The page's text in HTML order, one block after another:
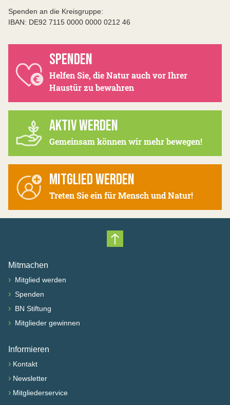
Spenden an die Kreisgruppe:
IBAN: DE92 7115 0000 0000 0212 46
SPENDEN
Helfen Sie, die Natur auch vor Ihrer
Haustür zu bewahren
AKTIV WERDEN
Gemeinsam können wir mehr bewegen!
MITGLIED WERDEN
Treten Sie ein für Mensch und Natur!
Nach oben scrollen
Mitmachen
› Mitglied werden
› Spenden
› BN Stiftung
› Mitglieder gewinnen
Informieren
› Kontakt
› Newsletter
› Mitgliederservice